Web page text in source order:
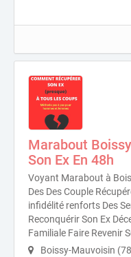
Marabout
Son Ex En 48h
Voyant Marabout à
Des Des Couple
infidélité renforts Des
Reconquérir Son Ex
Familiale Faire Revenir
Boissy-Mauvoisin